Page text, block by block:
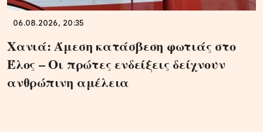
06.08.2026, 20:35
Χανιά: Άμεση κατάσβεση φωτιάς στο
Έλος – Οι πρώτες ενδείξεις δείχνουν
ανθρώπινη αμέλεια